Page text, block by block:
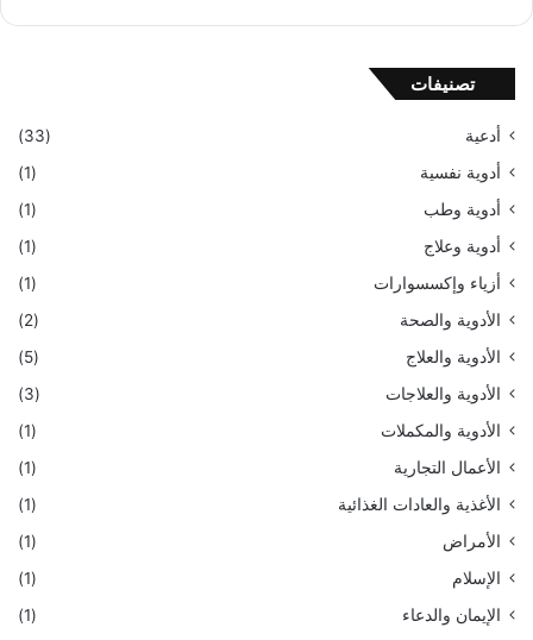
تصنيفات
أدعية
(33)
أدوية نفسية
(1)
أدوية وطب
(1)
أدوية وعلاج
(1)
أزياء وإكسسوارات
(1)
الأدوية والصحة
(2)
الأدوية والعلاج
(5)
الأدوية والعلاجات
(3)
الأدوية والمكملات
(1)
الأعمال التجارية
(1)
الأغذية والعادات الغذائية
(1)
الأمراض
(1)
الإسلام
(1)
الإيمان والدعاء
(1)